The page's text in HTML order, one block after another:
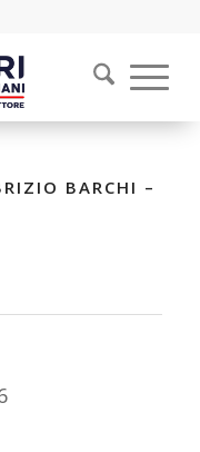
BARCHI –